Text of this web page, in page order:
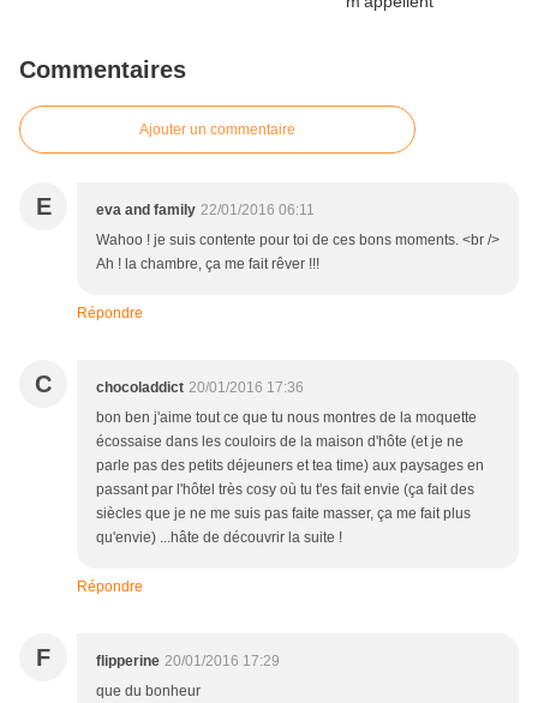
Commentaires
Ajouter un commentaire
E eva and family 22/01/2016 06:11
Wahoo ! je suis contente pour toi de ces bons moments. <br />
Ah ! la chambre, ça me fait rêver !!!
Répondre
C chocoladdict 20/01/2016 17:36
bon ben j'aime tout ce que tu nous montres de la moquette
écossaise dans les couloirs de la maison d'hôte (et je ne
parle pas des petits déjeuners et tea time) aux paysages en
passant par l'hôtel très cosy où tu t'es fait envie (ça fait des
siècles que je ne me suis pas faite masser, ça me fait plus
qu'envie) ...hâte de découvrir la suite !
Répondre
F flipperine 20/01/2016 17:29
que du bonheur